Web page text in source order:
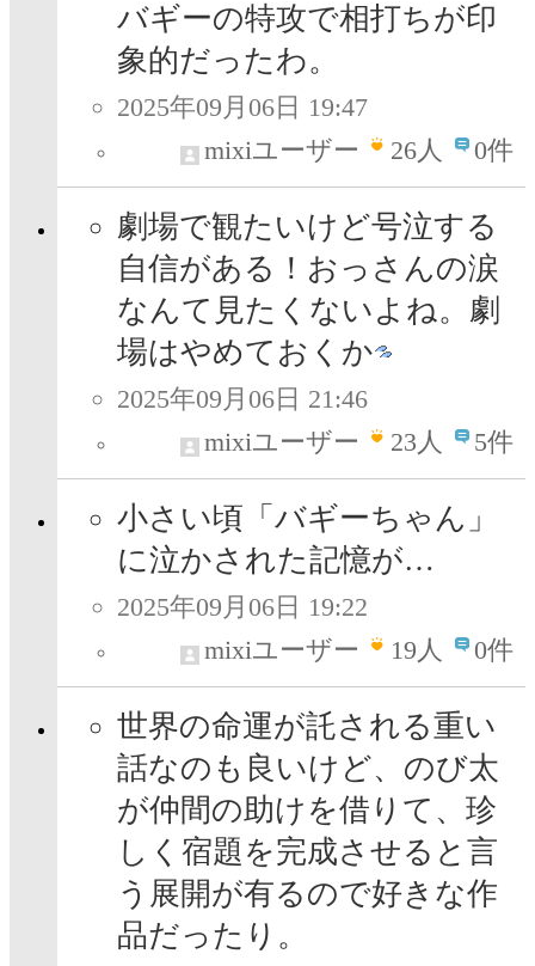
バギーの特攻で相打ちが印
象的だったわ。
2025年09月06日 19:47
mixiユーザー
26人 0件
劇場で観たいけど号泣する
自信がある！おっさんの涙
なんて見たくないよね。劇
場はやめておくか
2025年09月06日 21:46
mixiユーザー
23人 5件
小さい頃「バギーちゃん」
に泣かされた記憶が…
2025年09月06日 19:22
mixiユーザー
19人 0件
世界の命運が託される重い
話なのも良いけど、のび太
が仲間の助けを借りて、珍
しく宿題を完成させると言
う展開が有るので好きな作
品だったり。